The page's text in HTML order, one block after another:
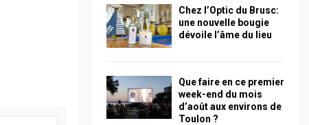
Chez l’Optic du Brusc:
une nouvelle bougie
dévoile l’âme du lieu
Que faire en ce premier
week-end du mois
d’août aux environs de
Toulon ?